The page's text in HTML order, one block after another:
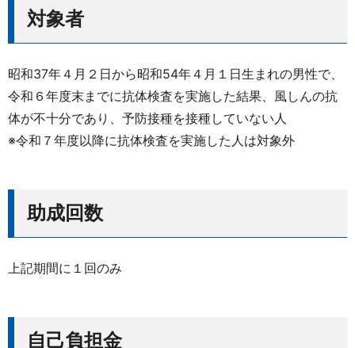
対象者
昭和37年４月２日から昭和54年４月１日生まれの男性で、
令和６年度末までに抗体検査を実施した結果、風しんの抗
体が不十分であり、予防接種を接種していない人
※令和７年度以降に抗体検査を実施した人は対象外
助成回数
上記期間に１回のみ
自己負担金